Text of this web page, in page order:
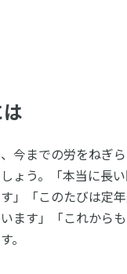
今までの労をねぎ
ょう。「本当に長
」「このたびは定
ます」「これから
。